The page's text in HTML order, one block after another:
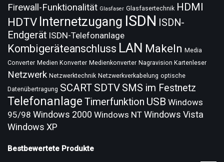
Firewall-Funktionalität Glasfaser Glasfasertechnik HDMI
HDTV Internetzugang ISDN ISDN-
Endgerät ISDN-Telefonanlage
Kombigeräteanschluss LAN Makeln Media
Converter Medien Konverter Medienkonverter Nagravision Kartenleser
Netzwerk Netzwerktechnik Netzwerkverkabelung optische
Datenübertragung SCART SDTV SMS im Festnetz
Telefonanlage Timerfunktion USB Windows
95/98 Windows 2000 Windows NT Windows Vista
Windows XP
Bestbewertete Produkte